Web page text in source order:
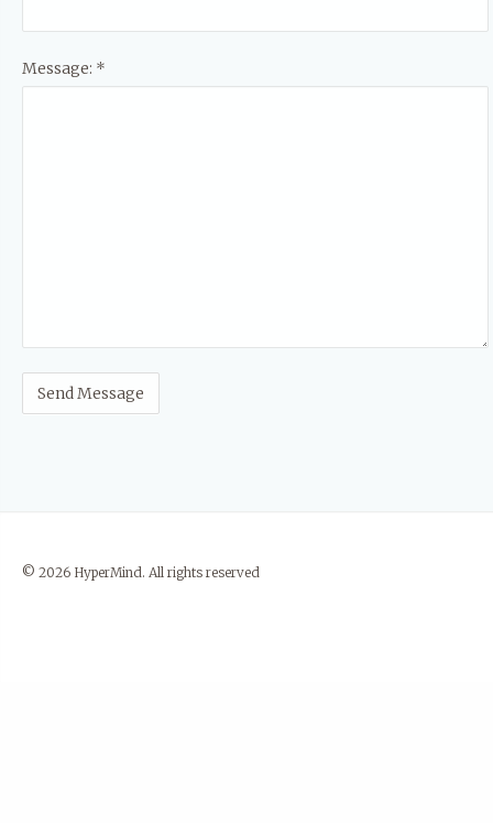
Message: *
© 2026 HyperMind. All rights reserved